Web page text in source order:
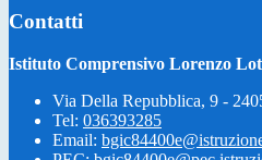
Contatti
Istituto Comprensivo Lorenzo
Via Della Repubblica, 9 -
Tel: 036393285
Email: